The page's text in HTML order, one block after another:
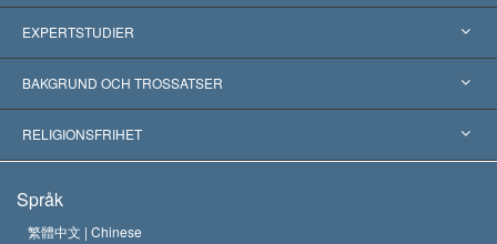
USA
Erkännanden världen över
Viktiga domstolsutslag
EXPERTSTUDIER
Expertutlåtanden, ordnade efter kategori
Världens främsta experter
BAKGRUND OCH TROSSATSER
L. Ron Hubbard
Scientology-kyrkans trosbekännelse
RELIGIONSFRIHET
Internationella normer för mänskliga rättigheter
Språk
繁體中文 | Chinese